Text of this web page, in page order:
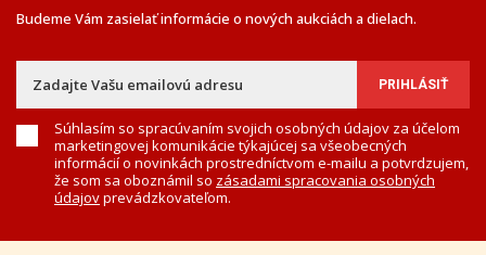
Budeme Vám zasielať informácie o nových aukciách a dielach.
Súhlasím so spracúvaním svojich osobných údajov za účelom
marketingovej komunikácie týkajúcej sa všeobecných
informácií o novinkách prostredníctvom e-mailu a potvrdzujem,
že som sa oboznámil so zásadami spracovania osobných
údajovprevádzkovateľom.